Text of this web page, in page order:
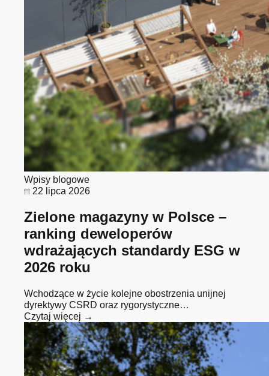
Wpisy blogowe
22 lipca 2026
Zielone magazyny w Polsce –
ranking deweloperów
wdrażających standardy ESG w
2026 roku
Wchodzące w życie kolejne obostrzenia unijnej
dyrektywy CSRD oraz rygorystyczne…
Czytaj więcej →